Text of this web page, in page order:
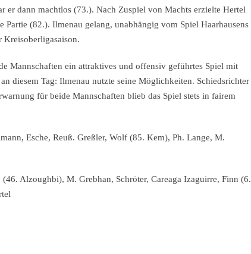
er dann machtlos (73.). Nach Zuspiel von Machts erzielte Hertel
(82.). Ilmenau gelang, unabhängig vom Spiel Haarhausens
Kreisoberligasaison.
Mannschaften ein attraktives und offensiv geführtes Spiel mit
diesem Tag: Ilmenau nutzte seine Möglichkeiten. Schiedsrichter
für beide Mannschaften blieb das Spiel stets in fairem
Esche, Reuß. Greßler, Wolf (85. Kem), Ph. Lange, M.
Alzoughbi), M. Grebhan, Schröter, Careaga Izaguirre, Finn (6.